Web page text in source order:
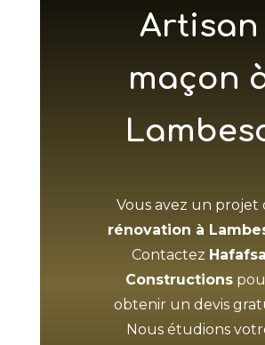
Artisan
maçon
Vous avez un projet
rénovation à
Contactez Hafafsa
Constructions
obtenir un devis
Nous étudions